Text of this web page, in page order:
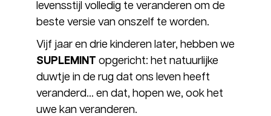
levensstijl volledig te veranderen om de
beste versie van onszelf te worden.
Vijf jaar en drie kinderen later, hebben we
SUPLEMINT opgericht: het natuurlijke
duwtje in de rug dat ons leven heeft
veranderd… en dat, hopen we, ook het
uwe kan veranderen.